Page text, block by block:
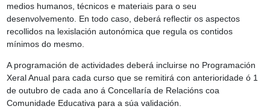
medios humanos, técnicos e materiais para o seu
desenvolvemento. En todo caso, deberá reflectir os aspectos
recollidos na lexislación autonómica que regula os contidos
mínimos do mesmo.
A programación de actividades deberá incluirse no Programación
Xeral Anual para cada curso que se remitirá con anterioridade ó 1
de outubro de cada ano á Concellaría de Relacións coa
Comunidade Educativa para a súa validación.